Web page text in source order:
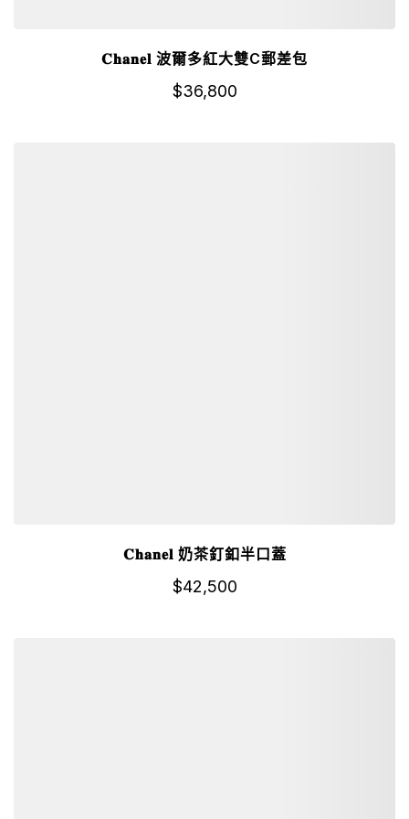
𝐂𝐡𝐚𝐧𝐞𝐥 波爾多紅大雙C郵差包
$36,800
𝐂𝐡𝐚𝐧𝐞𝐥 奶茶釘釦半口蓋
$42,500